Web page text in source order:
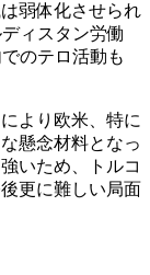
弱体化させられ
ィスタン労働
のテロ活動も
より欧米、特に
懸念材料となっ
いため、トルコ
更に難しい局面